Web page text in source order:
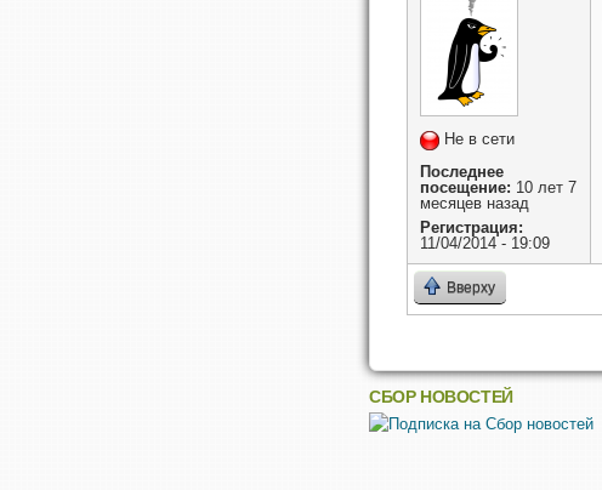
Не в сети
Последнее
посещение: 10 лет 7
месяцев назад
Регистрация:
11/04/2014 - 19:09
Вверху
СБОР НОВОСТЕЙ